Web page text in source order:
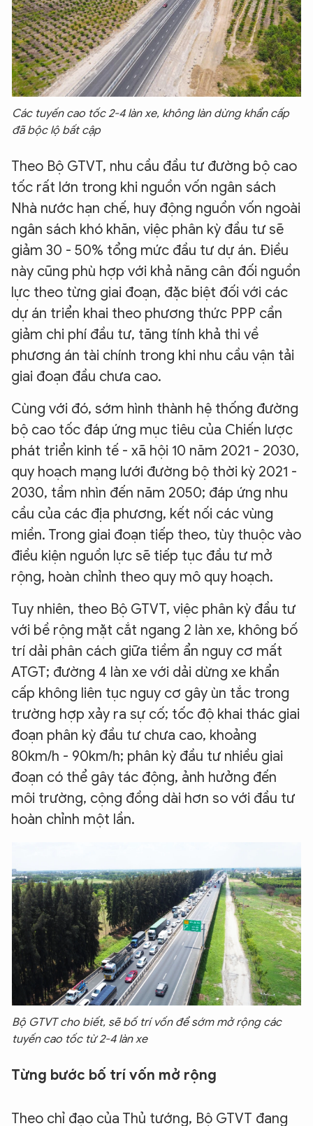
Các tuyến cao tốc 2-4 làn xe, không làn dừng khẩn cấp
đã bộc lộ bất cập
Theo Bộ GTVT, nhu cầu đầu tư đường bộ cao
tốc rất lớn trong khi nguồn vốn ngân sách
Nhà nước hạn chế, huy động nguồn vốn ngoài
ngân sách khó khăn, việc phân kỳ đầu tư sẽ
giảm 30 - 50% tổng mức đầu tư dự án. Điều
này cũng phù hợp với khả năng cân đối nguồn
lực theo từng giai đoạn, đặc biệt đối với các
dự án triển khai theo phương thức PPP cần
giảm chi phí đầu tư, tăng tính khả thi về
phương án tài chính trong khi nhu cầu vận tải
giai đoạn đầu chưa cao.
Cùng với đó, sớm hình thành hệ thống đường
bộ cao tốc đáp ứng mục tiêu của Chiến lược
phát triển kinh tế - xã hội 10 năm 2021 - 2030,
quy hoạch mạng lưới đường bộ thời kỳ 2021 -
2030, tầm nhìn đến năm 2050; đáp ứng nhu
cầu của các địa phương, kết nối các vùng
miền. Trong giai đoạn tiếp theo, tùy thuộc vào
điều kiện nguồn lực sẽ tiếp tục đầu tư mở
rộng, hoàn chỉnh theo quy mô quy hoạch.
Tuy nhiên, theo Bộ GTVT, việc phân kỳ đầu tư
với bề rộng mặt cắt ngang 2 làn xe, không bố
trí dải phân cách giữa tiềm ẩn nguy cơ mất
ATGT; đường 4 làn xe với dải dừng xe khẩn
cấp không liên tục nguy cơ gây ùn tắc trong
trường hợp xảy ra sự cố; tốc độ khai thác giai
đoạn phân kỳ đầu tư chưa cao, khoảng
80km/h - 90km/h; phân kỳ đầu tư nhiều giai
đoạn có thể gây tác động, ảnh hưởng đến
môi trường, cộng đồng dài hơn so với đầu tư
hoàn chỉnh một lần.
Bộ GTVT cho biết, sẽ bố trí vốn để sớm mở rộng các
tuyến cao tốc từ 2-4 làn xe
Từng bước bố trí vốn mở rộng
Theo chỉ đạo của Thủ tướng, Bộ GTVT đang